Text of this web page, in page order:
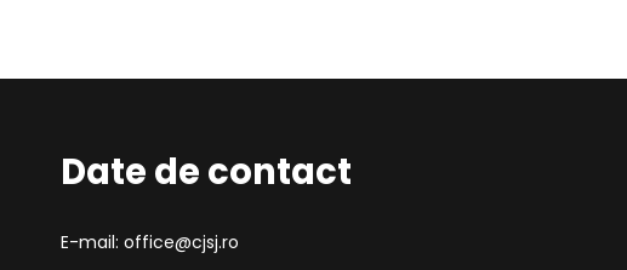
Date de contact
E-mail: office@cjsj.ro